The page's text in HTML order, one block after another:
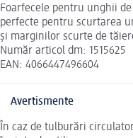
Foarfecele pentru unghii
perfecte pentru scurtarea
și marginilor scurte de
Număr articol dm: 1515625
EAN: 4066447496604
Avertismente
În caz de tulburări